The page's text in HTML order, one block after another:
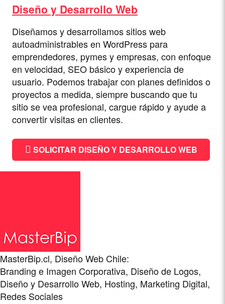
Diseño y Desarrollo Web
Diseñamos y desarrollamos sitios web
autoadministrables en WordPress para
emprendedores, pymes y empresas, con enfoque
en velocidad, SEO básico y experiencia de
usuario. Podemos trabajar con planes definidos o
proyectos a medida, siempre buscando que tu
sitio se vea profesional, cargue rápido y ayude a
convertir visitas en clientes.
SOLICITAR DISEÑO Y DESARROLLO WEB
MasterBip.cl, Diseño Web Chile:
Branding e Imagen Corporativa, Diseño de Logos,
Diseño y Desarrollo Web, Hosting, Marketing Digital,
Redes Sociales